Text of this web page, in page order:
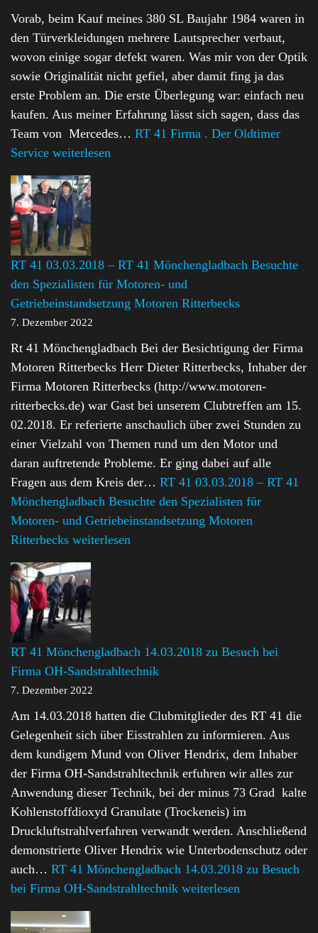
Vorab, beim Kauf meines 380 SL Baujahr 1984 waren in
den Türverkleidungen mehrere Lautsprecher verbaut,
wovon einige sogar defekt waren. Was mir von der Optik
sowie Originalität nicht gefiel, aber damit fing ja das
erste Problem an. Die erste Überlegung war: einfach neu
kaufen. Aus meiner Erfahrung lässt sich sagen, dass das
Team von Mercedes… RT 41 Firma . Der Oldtimer
Service weiterlesen
RT 41 03.03.2018 – RT 41 Mönchengladbach Besuchte
den Spezialisten für Motoren- und
Getriebeinstandsetzung Motoren Ritterbecks
7. Dezember 2022
Rt 41 Mönchengladbach Bei der Besichtigung der Firma
Motoren Ritterbecks Herr Dieter Ritterbecks, Inhaber der
Firma Motoren Ritterbecks (http://www.motoren-
ritterbecks.de) war Gast bei unserem Clubtreffen am 15.
02.2018. Er referierte anschaulich über zwei Stunden zu
einer Vielzahl von Themen rund um den Motor und
daran auftretende Probleme. Er ging dabei auf alle
Fragen aus dem Kreis der… RT 41 03.03.2018 – RT 41
Mönchengladbach Besuchte den Spezialisten für
Motoren- und Getriebeinstandsetzung Motoren
Ritterbecks weiterlesen
RT 41 Mönchengladbach 14.03.2018 zu Besuch bei
Firma OH-Sandstrahltechnik
7. Dezember 2022
Am 14.03.2018 hatten die Clubmitglieder des RT 41 die
Gelegenheit sich über Eisstrahlen zu informieren. Aus
dem kundigem Mund von Oliver Hendrix, dem Inhaber
der Firma OH-Sandstrahltechnik erfuhren wir alles zur
Anwendung dieser Technik, bei der minus 73 Grad kalte
Kohlenstoffdioxyd Granulate (Trockeneis) im
Druckluftstrahlverfahren verwandt werden. Anschließend
demonstrierte Oliver Hendrix wie Unterbodenschutz oder
auch… RT 41 Mönchengladbach 14.03.2018 zu Besuch
bei Firma OH-Sandstrahltechnik weiterlesen